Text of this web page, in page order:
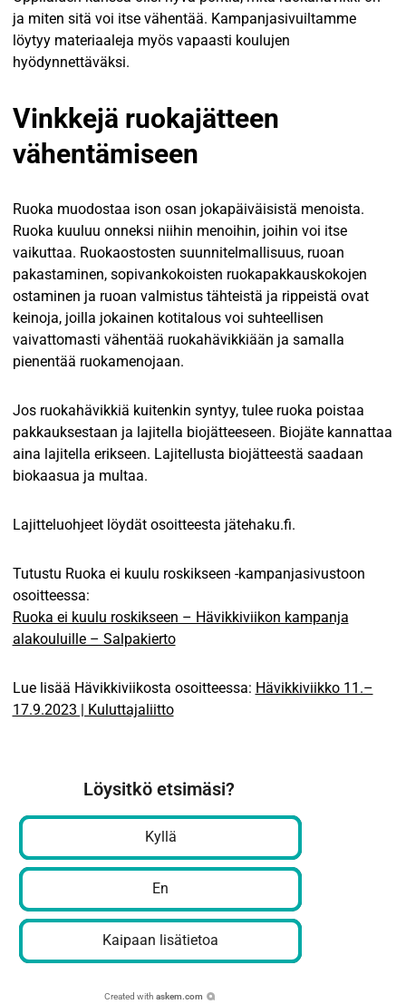
ja miten sitä voi itse vähentää. Kampanjasivuiltamme
löytyy materiaaleja myös vapaasti koulujen
hyödynnettäväksi.
Vinkkejä ruokajätteen
vähentämiseen
Ruoka muodostaa ison osan jokapäiväisistä menoista.
Ruoka kuuluu onneksi niihin menoihin, joihin voi itse
vaikuttaa. Ruokaostosten suunnitelmallisuus, ruoan
pakastaminen, sopivankokoisten ruokapakkauskokojen
ostaminen ja ruoan valmistus tähteistä ja rippeistä ovat
keinoja, joilla jokainen kotitalous voi suhteellisen
vaivattomasti vähentää ruokahävikkiään ja samalla
pienentää ruokamenojaan.
Jos ruokahävikkiä kuitenkin syntyy, tulee ruoka poistaa
pakkauksestaan ja lajitella biojätteeseen. Biojäte kannattaa
aina lajitella erikseen. Lajitellusta biojätteestä saadaan
biokaasua ja multaa.
Lajitteluohjeet löydät osoitteesta jätehaku.fi.
Tutustu Ruoka ei kuulu roskikseen -kampanjasivustoon
osoitteessa:
Ruoka ei kuulu roskikseen – Hävikkiviikon kampanja
alakouluille – Salpakierto
Lue lisää Hävikkiviikosta osoitteessa: Hävikkiviikko 11.–
17.9.2023 | Kuluttajaliitto
Löysitkö etsimäsi?
Kyllä
En
Kaipaan lisätietoa
Created with askem.com